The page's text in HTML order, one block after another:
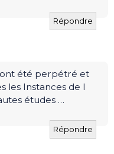
Répondre
ont été perpétré et
les Instances de l
études …
Répondre